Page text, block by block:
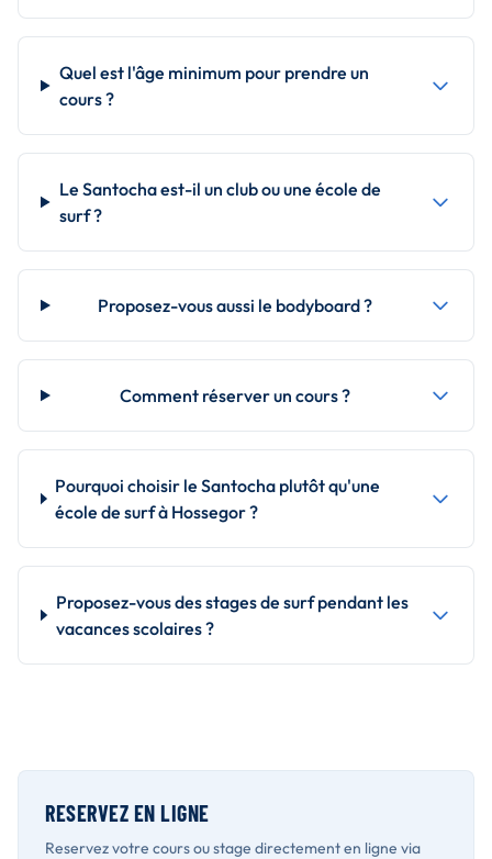
Quel est l'âge minimum pour prendre un
cours ?
Le Santocha est-il un club ou une école de
surf ?
Proposez-vous aussi le bodyboard ?
Comment réserver un cours ?
Pourquoi choisir le Santocha plutôt qu'une
école de surf à Hossegor ?
Proposez-vous des stages de surf pendant les
vacances scolaires ?
RESERVEZ EN LIGNE
Reservez votre cours ou stage directement en ligne via